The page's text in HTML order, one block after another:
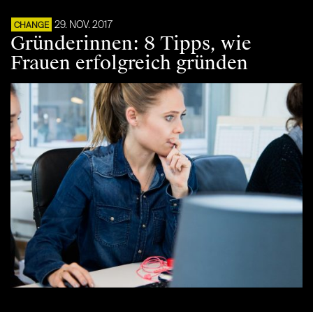
CHANGE 29. NOV. 2017
Gründerinnen: 8 Tipps, wie
Frauen erfolgreich gründen